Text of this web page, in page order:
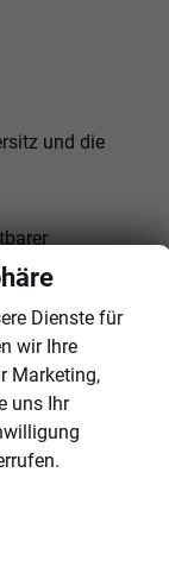
und die
Seite und
35 R20 98Y
schwarz
Dienste für
wir Ihre
Marketing,
uns Ihr